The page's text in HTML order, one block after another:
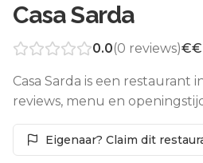
Casa Sarda
0.0(0 reviews)€€
Casa Sarda is een restaurant
reviews, menu en
Eigenaar? Claim dit